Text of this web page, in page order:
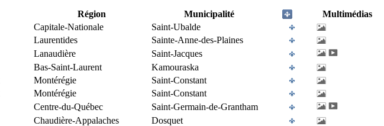
Région Municipalité
Multimédias
Capitale-Nationale
Saint-Ubalde
Laurentides
Sainte-Anne-des-Plaines
Lanaudière
Saint-Jacques
Bas-Saint-Laurent
Kamouraska
Montérégie
Saint-Constant
Montérégie
Saint-Constant
Centre-du-Québec
Saint-Germain-de-Grantham
Chaudière-Appalaches
Dosquet